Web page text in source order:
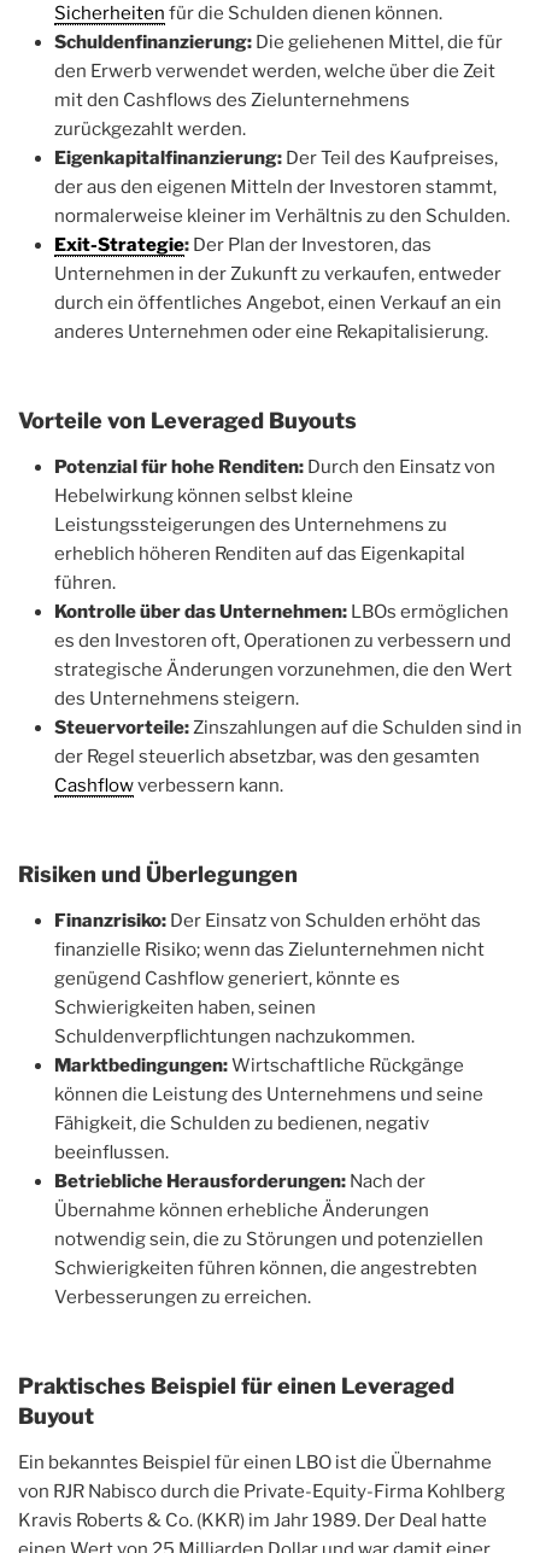
Sicherheiten für die Schulden dienen können.
Schuldenfinanzierung: Die geliehenen Mittel, die für
den Erwerb verwendet werden, welche über die Zeit
mit den Cashflows des Zielunternehmens
zurückgezahlt werden.
Eigenkapitalfinanzierung: Der Teil des Kaufpreises,
der aus den eigenen Mitteln der Investoren stammt,
normalerweise kleiner im Verhältnis zu den Schulden.
Exit-Strategie: Der Plan der Investoren, das
Unternehmen in der Zukunft zu verkaufen, entweder
durch ein öffentliches Angebot, einen Verkauf an ein
anderes Unternehmen oder eine Rekapitalisierung.
Vorteile von Leveraged Buyouts
Potenzial für hohe Renditen: Durch den Einsatz von
Hebelwirkung können selbst kleine
Leistungssteigerungen des Unternehmens zu
erheblich höheren Renditen auf das Eigenkapital
führen.
Kontrolle über das Unternehmen: LBOs ermöglichen
es den Investoren oft, Operationen zu verbessern und
strategische Änderungen vorzunehmen, die den Wert
des Unternehmens steigern.
Steuervorteile: Zinszahlungen auf die Schulden sind in
der Regel steuerlich absetzbar, was den gesamten
Cashflowverbessern kann.
Risiken und Überlegungen
Finanzrisiko: Der Einsatz von Schulden erhöht das
finanzielle Risiko; wenn das Zielunternehmen nicht
genügend Cashflow generiert, könnte es
Schwierigkeiten haben, seinen
Schuldenverpflichtungen nachzukommen.
Marktbedingungen:Wirtschaftliche Rückgänge
können die Leistung des Unternehmens und seine
Fähigkeit, die Schulden zu bedienen, negativ
beeinflussen.
Betriebliche Herausforderungen: Nach der
Übernahme können erhebliche Änderungen
notwendig sein, die zu Störungen und potenziellen
Schwierigkeiten führen können, die angestrebten
Verbesserungen zu erreichen.
Praktisches Beispiel für einen Leveraged
Buyout
Ein bekanntes Beispiel für einen LBO ist die Übernahme
von RJR Nabisco durch die Private-Equity-Firma Kohlberg
Kravis Roberts & Co. (KKR) im Jahr 1989. Der Deal hatte